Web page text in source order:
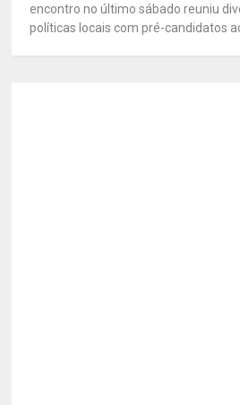
encontro no último sábado reuniu
políticas locais com pré-candidatos ao